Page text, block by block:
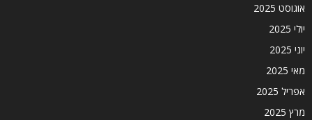
אוגוסט 2025
יולי 2025
יוני 2025
מאי 2025
אפריל 2025
מרץ 2025